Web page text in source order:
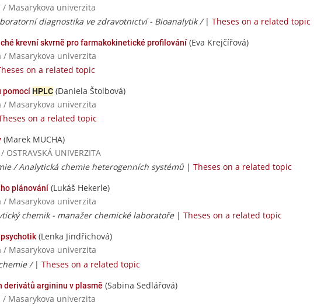
/ Masarykova univerzita
diagnostika ve zdravotnictví - Bioanalytik / | Theses on a related topic
krevní skvrně pro farmakokinetické profilování (Eva Krejčířová)
/ Masarykova univerzita
on a related topic
pomocí HPLC (Daniela Štolbová)
/ Masarykova univerzita
on a related topic
(Marek MUCHA)
UNIVERZITA
/ Analytická chemie heterogenních systémů | Theses on a related topic
plánování (Lukáš Hekerle)
/ Masarykova univerzita
chemik - manažer chemické laboratoře| Theses on a related topic
(Lenka Jindřichová)
/ Masarykova univerzita
/ | Theses on a related topic
derivátů argininu v plasmě (Sabina Sedlářová)
/ Masarykova univerzita